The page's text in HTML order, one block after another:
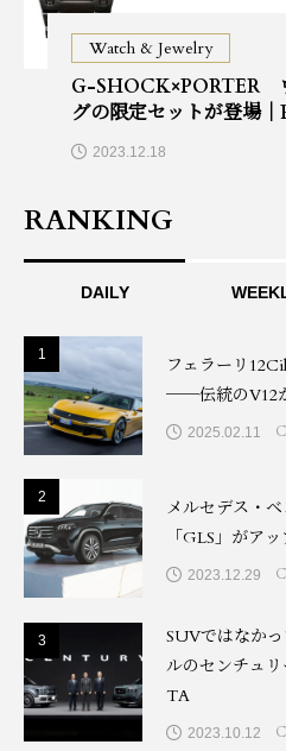
Watch & Jewelry
G-SHOCK×PORTER
グの限定セットが登場
2023.12.18
RANKING
DAILY
1
フェラーリ
──伝統のV12
2025.02.11
2
メルセデス・
「GLS」がア
2023.12.29
3
SUVではなか
ルのセンチュ
TA
2023.10.12